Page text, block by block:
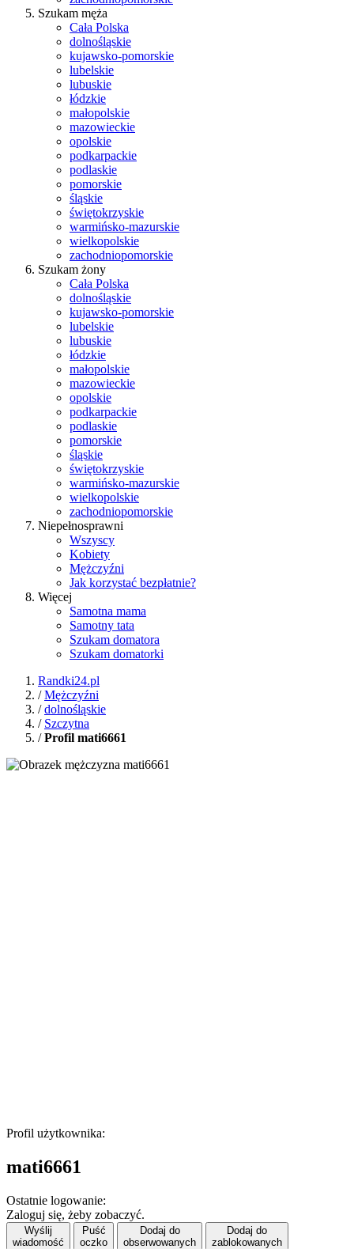
Szukam męża
Cała Polska
dolnośląskie
kujawsko-pomorskie
lubelskie
lubuskie
łódzkie
małopolskie
mazowieckie
opolskie
podkarpackie
podlaskie
pomorskie
śląskie
świętokrzyskie
warmińsko-mazurskie
wielkopolskie
zachodniopomorskie
Szukam żony
Cała Polska
dolnośląskie
kujawsko-pomorskie
lubelskie
lubuskie
łódzkie
małopolskie
mazowieckie
opolskie
podkarpackie
podlaskie
pomorskie
śląskie
świętokrzyskie
warmińsko-mazurskie
wielkopolskie
zachodniopomorskie
Niepełnosprawni
Wszyscy
Kobiety
Mężczyźni
Jak korzystać bezpłatnie?
Więcej
Samotna mama
Samotny tata
Szukam domatora
Szukam domatorki
Randki24.pl
/Mężczyźni
/dolnośląskie
/ Szczytna
/Profil mati6661
Profil użytkownika:
mati6661
Ostatnie logowanie:
Zaloguj się, żeby zobaczyć.
Wyślij
wiadomość
Puść
oczko
Dodaj do
obserwowanych
Dodaj do
zablokowanych